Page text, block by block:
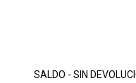
SALDO - SIN